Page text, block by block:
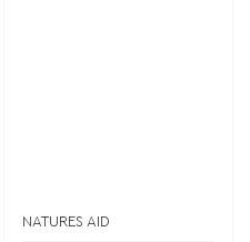
NATURES AID